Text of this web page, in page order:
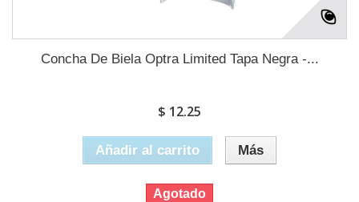
Concha De Biela Optra Limited Tapa Negra -...
$ 12.25
Añadir al carrito Más
Agotado